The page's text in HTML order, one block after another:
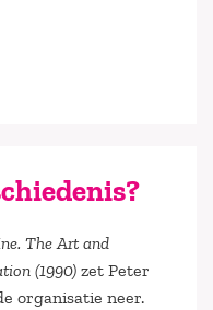
The Art and
(1990) zet Peter
organisatie neer.